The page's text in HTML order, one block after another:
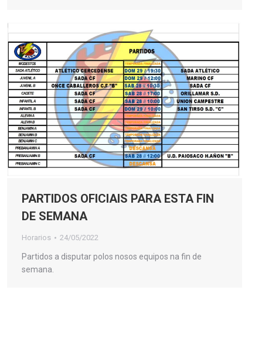
PARTIDOS OFICIAIS PARA ESTA FIN
DE SEMANA
Horarios 24/05/2022
Partidos a disputar polos nosos equipos na fin de
semana.